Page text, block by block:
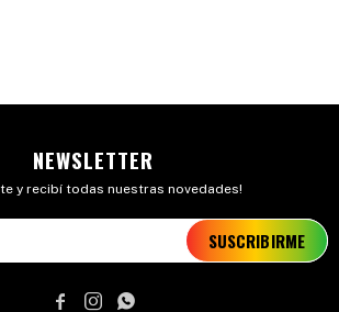
NEWSLETTER
y recibí todas nuestras novedades!
SUSCRIBIRME
  